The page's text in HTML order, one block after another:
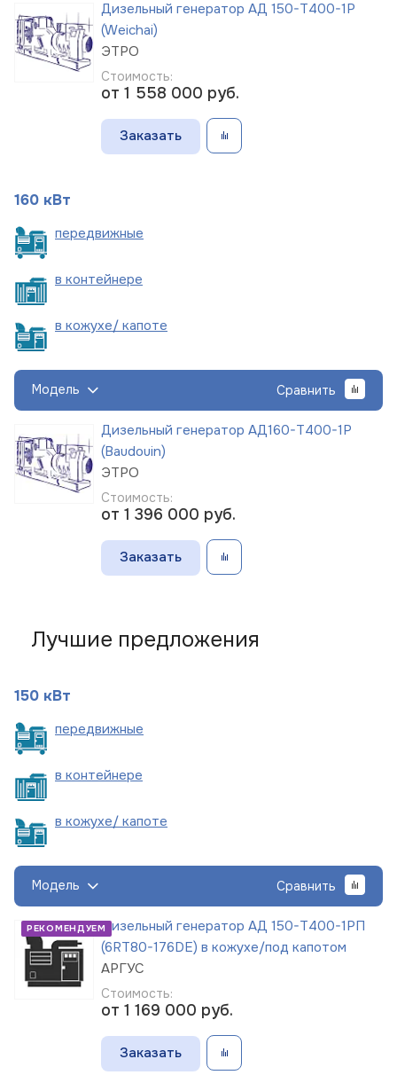
Дизельный генератор АД 150-Т400-1Р
(Weichai)
ЭТРО
Стоимость:
от 1 558 000 руб.
Заказать
160 кВт
передвижные
в контейнере
в кожухе/ капоте
Модель Сравнить
Дизельный генератор АД160-Т400-1Р
(Baudouin)
ЭТРО
Стоимость:
от 1 396 000 руб.
Заказать
Лучшие предложения
150 кВт
передвижные
в контейнере
в кожухе/ капоте
Модель Сравнить
РЕКОМЕНДУЕМДизельный генератор АД 150-Т400-1РП
(6RT80-176DE) в кожухе/под капотом
АРГУС
Стоимость:
от 1 169 000 руб.
Заказать